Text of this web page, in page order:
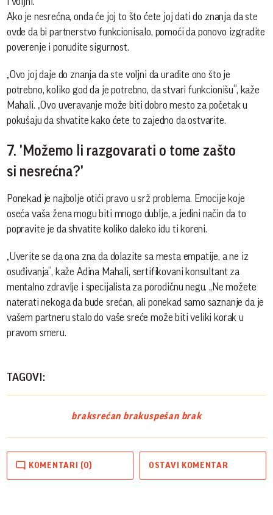
Ako je nesrećna, onda će joj to što ćete joj dati do znanja da ste
ovde da bi partnerstvo funkcionisalo, pomoći da ponovo izgradite
poverenje i ponudite sigurnost.
„Ovo joj daje do znanja da ste voljni da uradite ono što je
potrebno, koliko god da je potrebno, da stvari funkcionišu“, kaže
Mahali. „Ovo uveravanje može biti dobro mesto za početak u
pokušaju da shvatite kako ćete to zajedno da ostvarite.
7. 'Možemo li razgovarati o tome zašto
si nesrećna?'
Ponekad je najbolje otići pravo u srž problema. Emocije koje
oseća vaša žena mogu biti mnogo dublje, a jedini način da to
popravite je da shvatite koliko daleko idu ti koreni.
„Uverite se da ona zna da dolazite sa mesta empatije, a ne iz
osuđivanja“, kaže Adina Mahali, sertifikovani konsultant za
mentalno zdravlje i specijalista za porodičnu negu. „Ne možete
naterati nekoga da bude srećan, ali ponekad samo saznanje da je
vašem partneru stalo do vaše sreće može biti veliki korak u
pravom smeru.
TAGOVI:
braksrećan brakuspešan brak
KOMENTARI (0) OSTAVI KOMENTAR